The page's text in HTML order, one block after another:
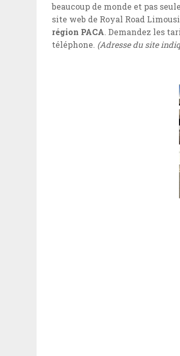
beaucoup de monde et pas
site web de Royal Road
région PACA. Demandez les
téléphone. (Adresse du site